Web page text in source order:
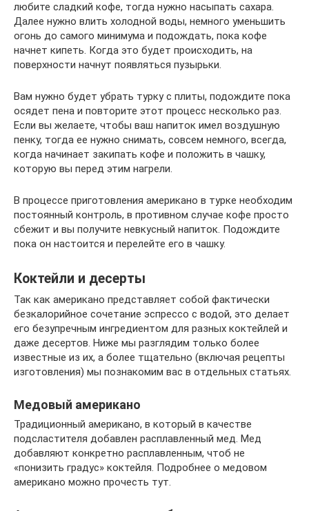
любите сладкий кофе, тогда нужно насыпать сахара.
Далее нужно влить холодной воды, немного уменьшить
огонь до самого минимума и подождать, пока кофе
начнет кипеть. Когда это будет происходить, на
поверхности начнут появляться пузырьки.
Вам нужно будет убрать турку с плиты, подождите пока
осядет пена и повторите этот процесс несколько раз.
Если вы желаете, чтобы ваш напиток имел воздушную
пенку, тогда ее нужно снимать, совсем немного, всегда,
когда начинает закипать кофе и положить в чашку,
которую вы перед этим нагрели.
В процессе приготовления американо в турке необходим
постоянный контроль, в противном случае кофе просто
сбежит и вы получите невкусный напиток. Подождите
пока он настоится и перелейте его в чашку.
Коктейли и десерты
Так как американо представляет собой фактически
безкалорийное сочетание эспрессо с водой, это делает
его безупречным ингредиентом для разных коктейлей и
даже десертов. Ниже мы разглядим только более
известные из их, а более тщательно (включая рецепты
изготовления) мы познакомим вас в отдельных статьях.
Медовый американо
Традиционный американо, в который в качестве
подсластителя добавлен расплавленный мед. Мед
добавляют конкретно расплавленным, чтоб не
«понизить градус» коктейля. Подробнее о медовом
американо можно прочесть тут.